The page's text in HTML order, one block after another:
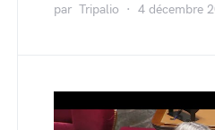
par Tripalio 4 décembre